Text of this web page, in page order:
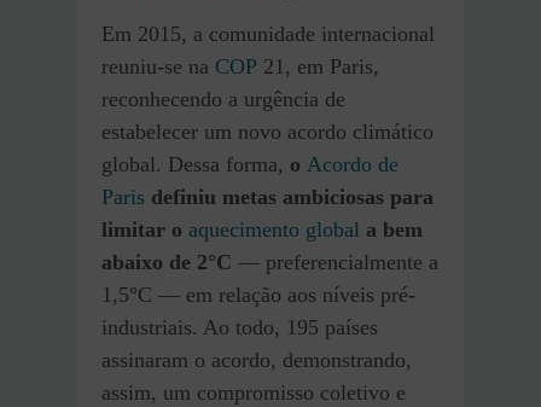
Em 2015, a comunidade internacional
reuniu-se na COP 21, em Paris,
reconhecendo a urgência de
estabelecer um novo acordo climático
global. Dessa forma, o Acordo de
Paris definiu metas ambiciosas para
limitar o aquecimento global a bem
abaixo de 2°C — preferencialmente a
1,5°C — em relação aos níveis pré-
industriais. Ao todo, 195 países
assinaram o acordo, demonstrando,
assim, um compromisso coletivo e